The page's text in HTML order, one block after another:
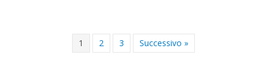
1 2 3 Successivo »